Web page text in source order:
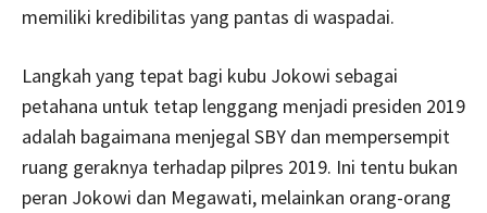
memiliki kredibilitas yang pantas di waspadai.
Langkah yang tepat bagi kubu Jokowi sebagai
petahana untuk tetap lenggang menjadi presiden 2019
adalah bagaimana menjegal SBY dan mempersempit
ruang geraknya terhadap pilpres 2019. Ini tentu bukan
peran Jokowi dan Megawati, melainkan orang-orang